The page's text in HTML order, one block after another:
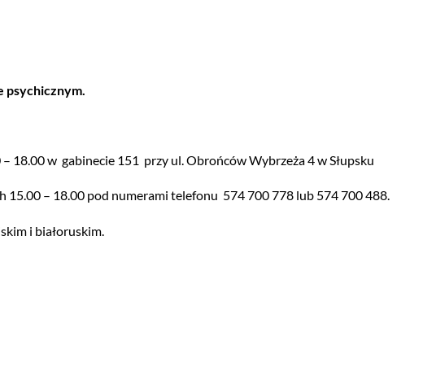
psychicznym.
18.00 w gabinecie 151 przy ul. Obrońców Wybrzeża 4 w Słupsku
15.00 – 18.00 pod numerami telefonu 574 700 778 lub 574 700 488.
i białoruskim.